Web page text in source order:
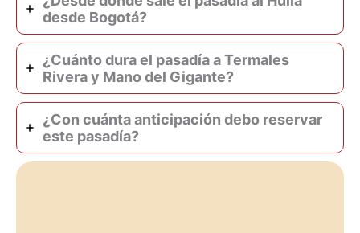
desde Bogotá?
¿Cuánto dura el pasadía a Termales
Rivera y Mano del Gigante?
¿Con cuánta anticipación debo reservar
este pasadía?